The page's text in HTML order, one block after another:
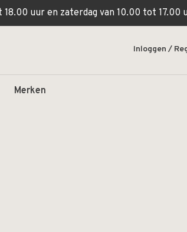
uur en zaterdag van 10.00 tot 17.00
Merken
Inloggen /